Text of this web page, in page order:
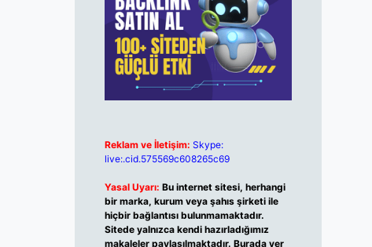
Reklam ve İletişim: Skype:
live:.cid.575569c608265c69
Yasal Uyarı: Bu internet sitesi, herhangi
bir marka, kurum veya şahıs şirketi ile
hiçbir bağlantısı bulunmamaktadır.
Sitede yalnızca kendi hazırladığımız
makaleler paylaşılmaktadır. Burada yer